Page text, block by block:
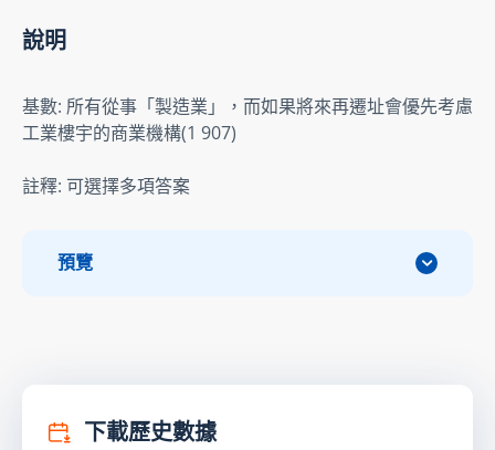
說明
基數: 所有從事「製造業」，而如果將來再遷址會優先考慮
工業樓宇的商業機構(1 907)
註釋: 可選擇多項答案
預覽
下載歷史數據